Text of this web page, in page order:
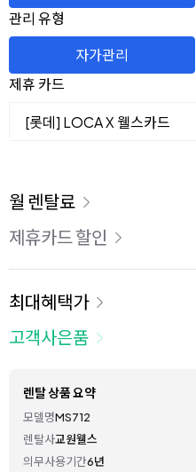
관리 유형
자가관리
제휴 카드
[롯데] LOCA X 웰스카드
이용 요금
월 렌탈료
제휴카드 할인
최대혜택가
고객사은품
렌탈 상품 요약
모델명MS712
렌탈사교원웰스
의무사용기간6년